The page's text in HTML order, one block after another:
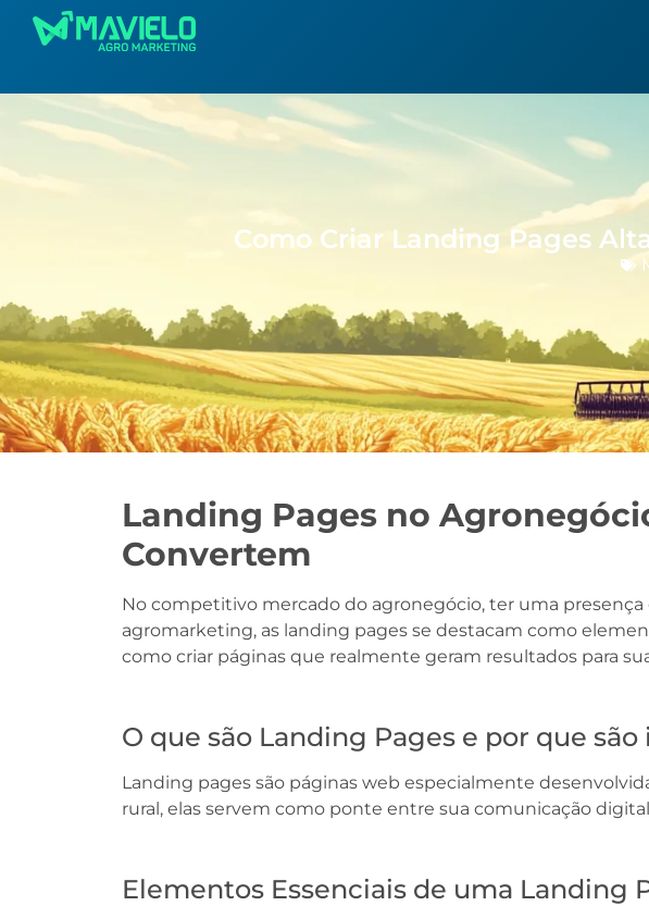
Como Criar Landing Pages
Landing Pages no
Convertem
No competitivo mercado do agronegócio, ter uma
agromarketing, as landing pages se destacam como
como criar páginas que realmente geram resultados para
O que são Landing Pages e por que
Landing pages são páginas web especialmente
rural, elas servem como ponte entre sua comunicação
Elementos Essenciais de uma Landing